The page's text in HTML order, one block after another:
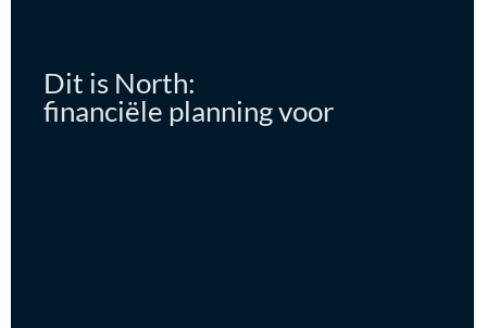
Dit is North:
financiële planning voor